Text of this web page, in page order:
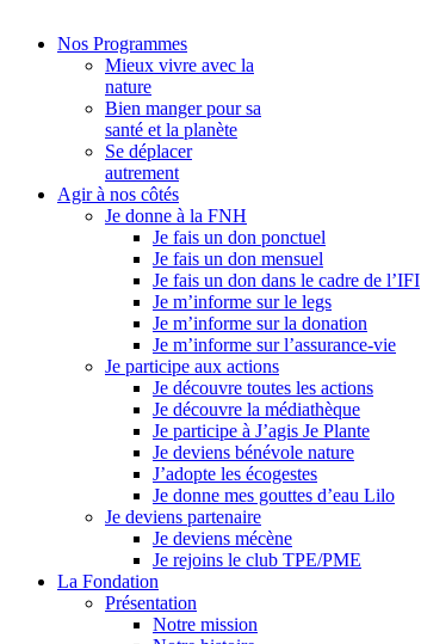
Nos Programmes
Mieux vivre avec la
nature
Bien manger pour sa
santé et la planète
Se déplacer
autrement
Agir à nos côtés
Je donne à la FNH
Je fais un don ponctuel
Je fais un don mensuel
Je fais un don dans le cadre de l’IFI
Je m’informe sur le legs
Je m’informe sur la donation
Je m’informe sur l’assurance-vie
Je participe aux actions
Je découvre toutes les actions
Je découvre la médiathèque
Je participe à J’agis Je Plante
Je deviens bénévole nature
J’adopte les écogestes
Je donne mes gouttes d’eau Lilo
Je deviens partenaire
Je deviens mécène
Je rejoins le club TPE/PME
La Fondation
Présentation
Notre mission